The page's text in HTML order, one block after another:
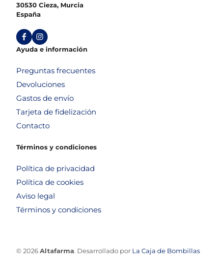
30530 Cieza, Murcia
España
Ayuda e información
Preguntas frecuentes
Devoluciones
Gastos de envío
Tarjeta de fidelización
Contacto
Términos y condiciones
Política de privacidad
Política de cookies
Aviso legal
Términos y condiciones
© 2026Altafarma. Desarrollado por La Caja de Bombillas